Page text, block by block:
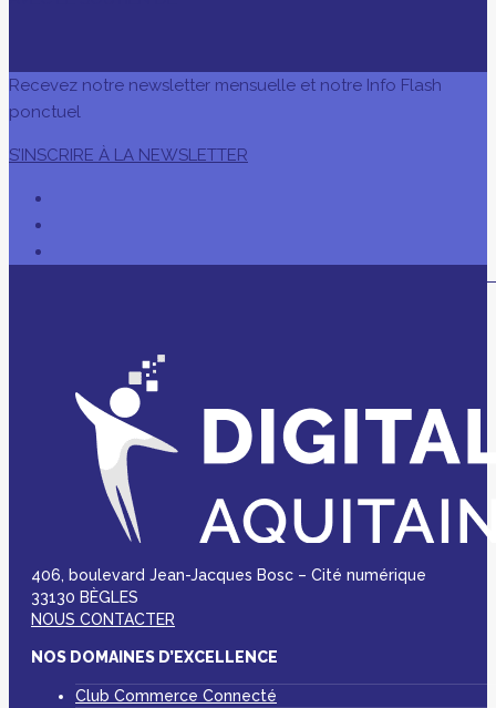
Recevez notre newsletter mensuelle et notre Info Flash
ponctuel
S’INSCRIRE À LA NEWSLETTER
406, boulevard Jean-Jacques Bosc – Cité numérique
33130 BÈGLES
NOUS CONTACTER
NOS DOMAINES D’EXCELLENCE
Club Commerce Connecté